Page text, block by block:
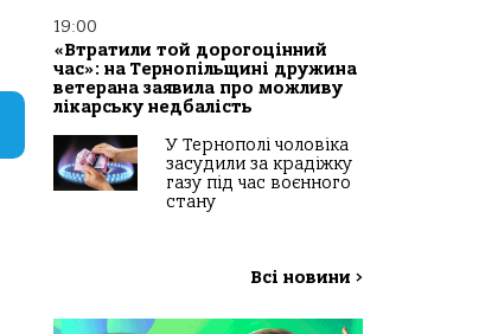
19:00
«Втратили той дорогоцінний
час»: на Тернопільщині дружина
ветерана заявила про можливу
лікарську недбалість
У Тернополі чоловіка
засудили за крадіжку
газу під час воєнного
стану
Всі новини >